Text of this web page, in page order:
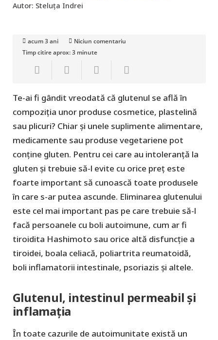
Autor: Steluța Indrei
acum 3 ani
Niciun comentariu
Timp citire aprox: 3 minute
Te-ai fi gândit vreodată că glutenul se află în
compoziția unor produse cosmetice, plastelină
sau plicuri? Chiar și unele suplimente alimentare,
medicamente sau produse vegetariene pot
conține gluten. Pentru cei care au intoleranță la
gluten și trebuie să-l evite cu orice preț este
foarte important să cunoască toate produsele
în care s-ar putea ascunde. Eliminarea glutenului
este cel mai important pas pe care trebuie să-l
facă persoanele cu boli autoimune, cum ar fi
tiroidita Hashimoto sau orice altă disfuncție a
tiroidei, boala celiacă, poliartrita reumatoidă,
boli inflamatorii intestinale, psoriazis și altele.
Glutenul, intestinul permeabil și
inflamația
În toate cazurile de autoimunitate există un